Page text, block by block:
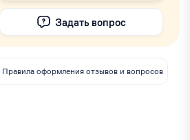
Задать вопрос
Правила оформления отзывов и вопросов